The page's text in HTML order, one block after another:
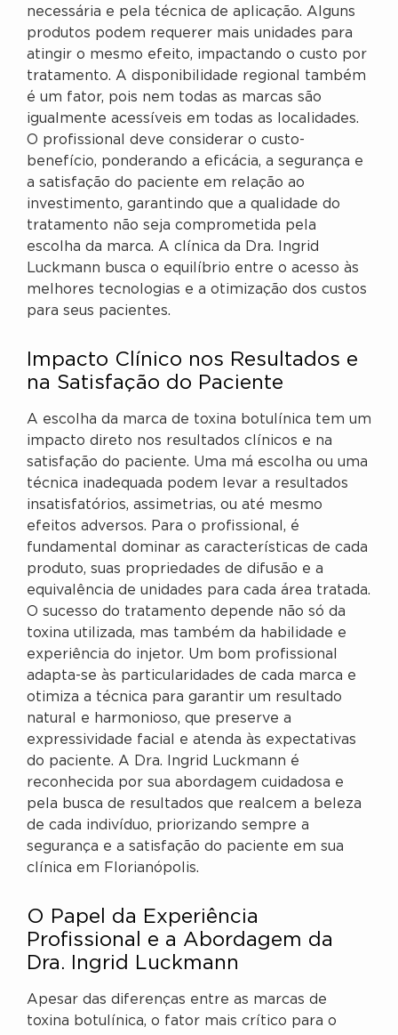
necessária e pela técnica de aplicação. Alguns
produtos podem requerer mais unidades para
atingir o mesmo efeito, impactando o custo por
tratamento. A disponibilidade regional também
é um fator, pois nem todas as marcas são
igualmente acessíveis em todas as localidades.
O profissional deve considerar o custo-
benefício, ponderando a eficácia, a segurança e
a satisfação do paciente em relação ao
investimento, garantindo que a qualidade do
tratamento não seja comprometida pela
escolha da marca. A clínica da Dra. Ingrid
Luckmann busca o equilíbrio entre o acesso às
melhores tecnologias e a otimização dos custos
para seus pacientes.
Impacto Clínico nos Resultados e
na Satisfação do Paciente
A escolha da marca de toxina botulínica tem um
impacto direto nos resultados clínicos e na
satisfação do paciente. Uma má escolha ou uma
técnica inadequada podem levar a resultados
insatisfatórios, assimetrias, ou até mesmo
efeitos adversos. Para o profissional, é
fundamental dominar as características de cada
produto, suas propriedades de difusão e a
equivalência de unidades para cada área tratada.
O sucesso do tratamento depende não só da
toxina utilizada, mas também da habilidade e
experiência do injetor. Um bom profissional
adapta-se às particularidades de cada marca e
otimiza a técnica para garantir um resultado
natural e harmonioso, que preserve a
expressividade facial e atenda às expectativas
do paciente. A Dra. Ingrid Luckmann é
reconhecida por sua abordagem cuidadosa e
pela busca de resultados que realcem a beleza
de cada indivíduo, priorizando sempre a
segurança e a satisfação do paciente em sua
clínica em Florianópolis.
O Papel da Experiência
Profissional e a Abordagem da
Dra. Ingrid Luckmann
Apesar das diferenças entre as marcas de
toxina botulínica, o fator mais crítico para o